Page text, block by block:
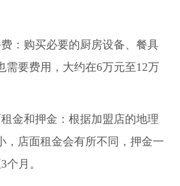
购买必要的厨房设备、餐具
需要费用，大约在6万元至12万
和押金：根据加盟店的地理
，店面租金会有所不同，押金一
个月。